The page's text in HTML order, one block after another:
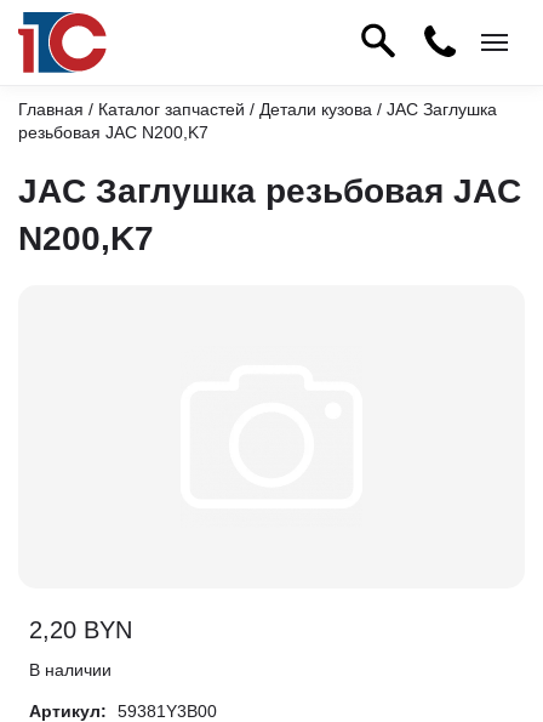
Главная / Каталог запчастей / Детали кузова / JAC Заглушка
резьбовая JAC N200,K7
JAC Заглушка резьбовая JAC
N200,K7
2,20 BYN
В наличии
Артикул:
59381Y3B00